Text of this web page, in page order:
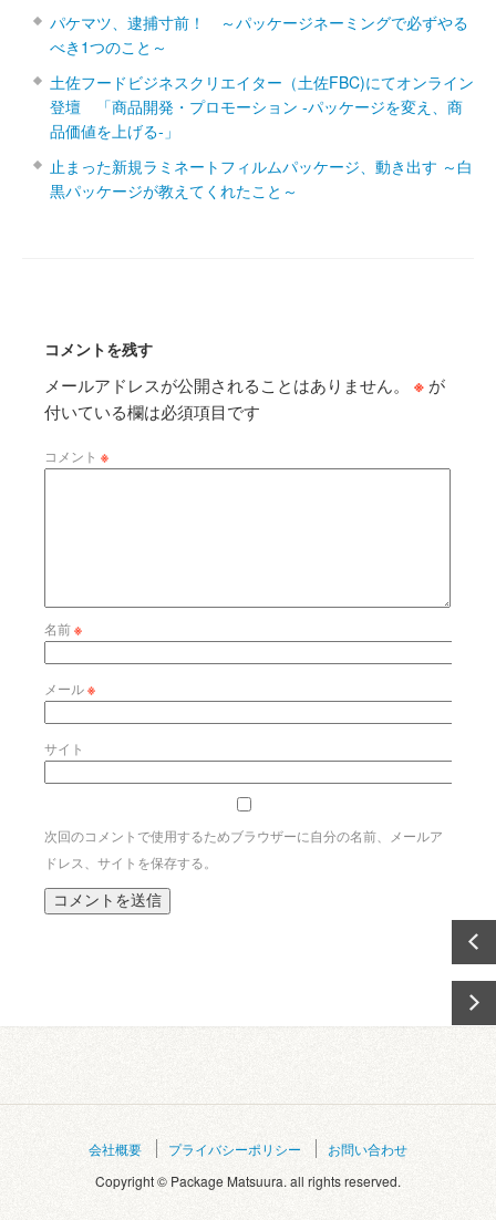
パケマツ、逮捕寸前！ ～パッケージネーミングで必ずやる
べき1つのこと～
土佐フードビジネスクリエイター（土佐FBC)にてオンライン
登壇 「商品開発・プロモーション ‐パッケージを変え、商
品価値を上げる‐」
止まった新規ラミネートフィルムパッケージ、動き出す ～白
黒パッケージが教えてくれたこと～
コメントを残す
メールアドレスが公開されることはありません。 ※ が
付いている欄は必須項目です
コメント ※
名前※
メール※
サイト
次回のコメントで使用するためブラウザーに自分の名前、メールア
ドレス、サイトを保存する。
会社概要 プライバシーポリシー
お問い合わせ
Copyright © Package Matsuura. all rights reserved.